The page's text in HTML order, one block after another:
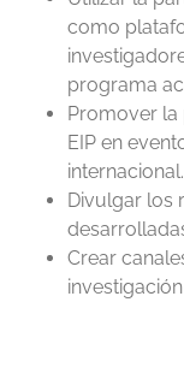
como
programa
Promover la
EIP en
internacional.
Divulgar los
Crear